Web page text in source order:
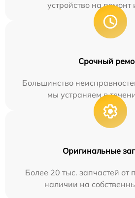
устройство на ремонт
Срочный
Большинство
мы устраняем в
Оригинальные
Более 20 тыс. запчастей от
наличии на